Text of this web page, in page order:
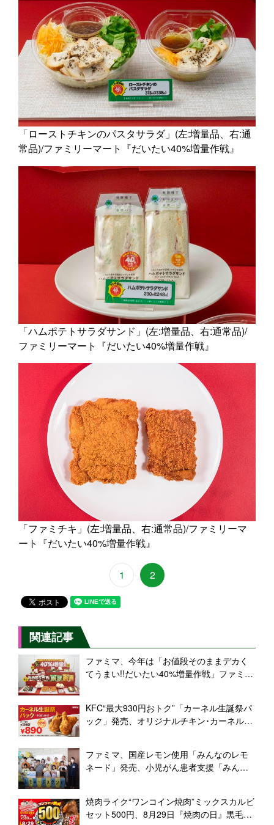
「ローストチキンのパスタサラダ」(左:増量品、右:通
常品)/ファミリーマート『だいたい40%増量作戦』
「ハムポテトサラダサンド」(左:増量品、右:通常品)/
ファミリーマート『だいたい40%増量作戦』
「ファミチキ」(左:増量品、右:通常品)/ファミリーマ
ート『だいたい40%増量作戦』
1 2
関連記事
ファミマ、今年は「お値段そのままデカく
てうまい!!だいたい40%増量作戦」ファミチ
KFC“最大930円おトク”「カーネル生誕祭パ
ック」発売、オリジナルチキン･カーネルク
ファミマ、国産レモン使用「みんなのレモ
ネード」発売、小児がん患者支援「みんな
焼肉ライク“ワンコイン焼肉”ミックスカルビ
セット500円、8月29日『焼肉の日』黒毛和